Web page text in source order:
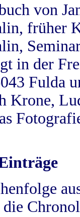
von
früher
in der
Fulda
Krone,